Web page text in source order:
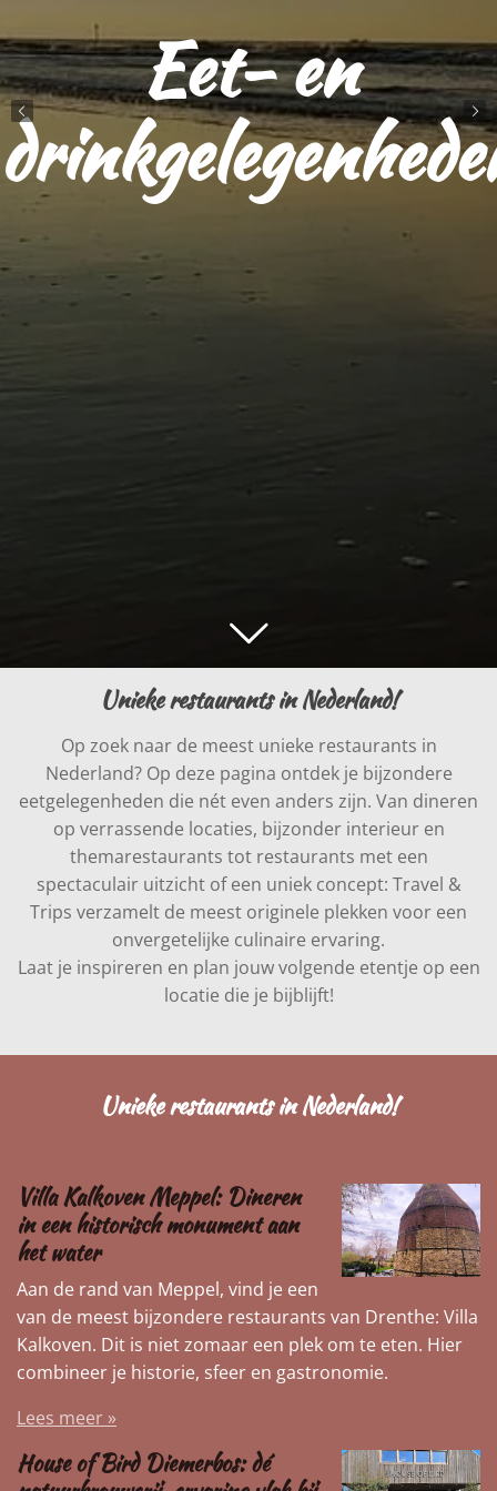
Eet- en
Unieke restaurants in Nederland!
Op zoek naar de meest unieke restaurants in
Nederland? Op deze pagina ontdek je bijzondere
eetgelegenheden die nét even anders zijn. Van dineren
op verrassende locaties, bijzonder interieur en
themarestaurants tot restaurants met een
spectaculair uitzicht of een uniek concept: Travel &
Trips verzamelt de meest originele plekken voor een
onvergetelijke culinaire ervaring.
Laat je inspireren en plan jouw volgende etentje op een
locatie die je bijblijft!
Unieke restaurants in Nederland!
Villa Kalkoven Meppel: Dineren
in een historisch monument aan
het water
Aan de rand van Meppel, vind je een
van de meest bijzondere restaurants van Drenthe: Villa
Kalkoven. Dit is niet zomaar een plek om te eten. Hier
combineer je historie, sfeer en gastronomie.
Lees meer »
House of Bird Diemerbos: dé